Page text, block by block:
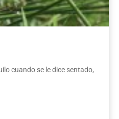
cuando se le dice sentado,